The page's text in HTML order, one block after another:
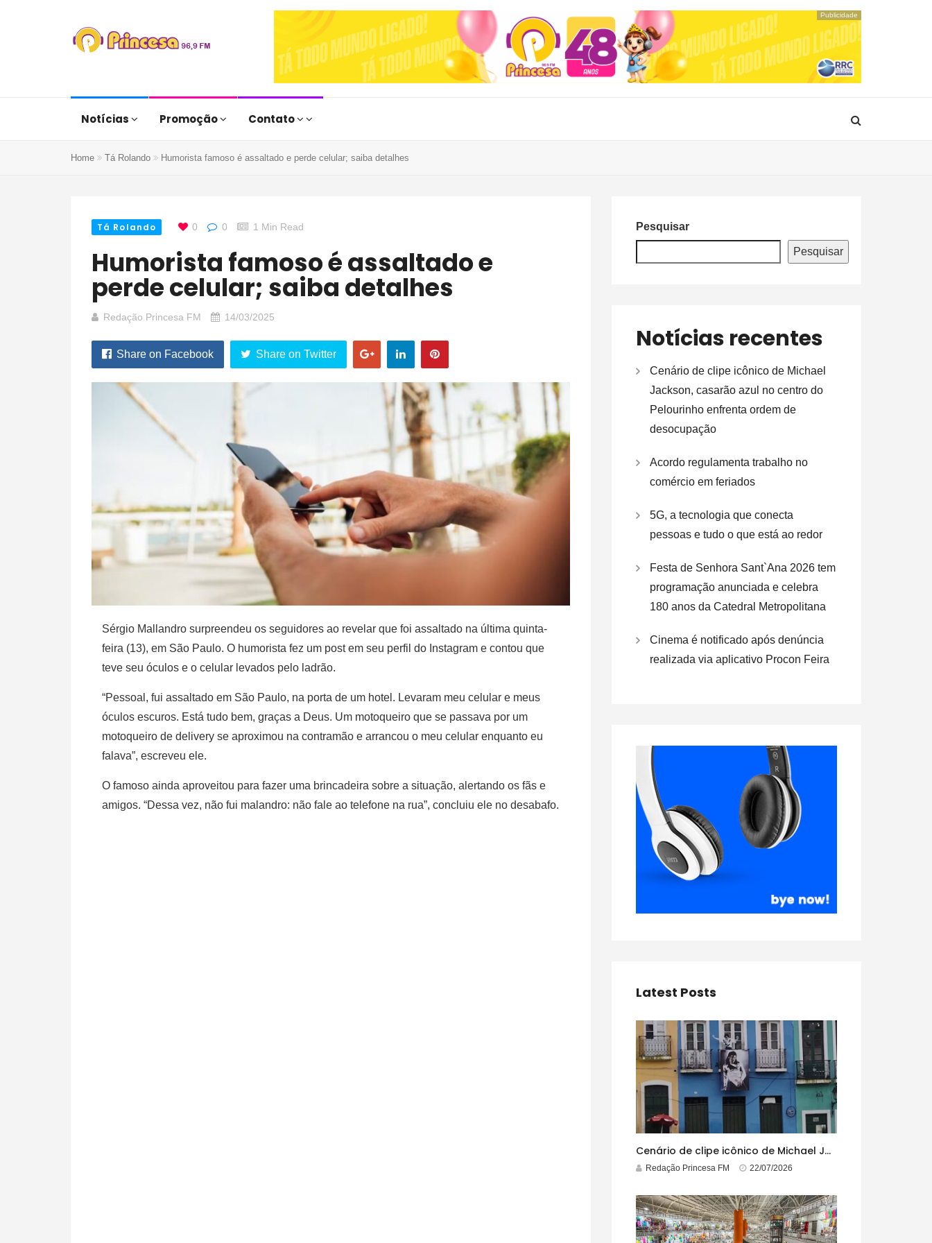
Publicidade
Notícias Promoção Contato
Home Tá Rolando Humorista famoso é assaltado e perde celular; saiba detalhes
Tá Rolando 0 0 1 Min Read
Humorista famoso é assaltado e
perde celular; saiba detalhes
Redação Princesa FM 14/03/2025
Share on Facebook Share on Twitter
Sérgio Mallandro surpreendeu os seguidores ao revelar que foi assaltado na última quinta-
feira (13), em São Paulo. O humorista fez um post em seu perfil do Instagram e contou que
teve seu óculos e o celular levados pelo ladrão.
“Pessoal, fui assaltado em São Paulo, na porta de um hotel. Levaram meu celular e meus
óculos escuros. Está tudo bem, graças a Deus. Um motoqueiro que se passava por um
motoqueiro de delivery se aproximou na contramão e arrancou o meu celular enquanto eu
falava”, escreveu ele.
O famoso ainda aproveitou para fazer uma brincadeira sobre a situação, alertando os fãs e
amigos. “Dessa vez, não fui malandro: não fale ao telefone na rua”, concluiu ele no desabafo.
Pesquisar
Pesquisar
Notícias recentes
Cenário de clipe icônico de Michael
Jackson, casarão azul no centro do
Pelourinho enfrenta ordem de
desocupação
Acordo regulamenta trabalho no
comércio em feriados
5G, a tecnologia que conecta
pessoas e tudo o que está ao redor
Festa de Senhora Sant`Ana 2026 tem
programação anunciada e celebra
180 anos da Catedral Metropolitana
Cinema é notificado após denúncia
realizada via aplicativo Procon Feira
Latest Posts
Cenário de clipe icônico de Michael Jackson, casarão azul no centro do Pelourinho enfrenta ordem de desocupação
Redação Princesa FM 22/07/2026